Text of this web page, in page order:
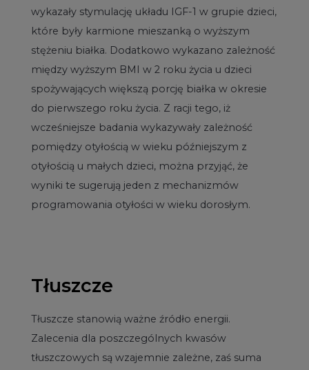
wykazały stymulację układu IGF-1 w grupie dzieci,
które były karmione mieszanką o wyższym
stężeniu białka. Dodatkowo wykazano zależność
między wyższym BMI w 2 roku życia u dzieci
spożywających większą porcję białka w okresie
do pierwszego roku życia. Z racji tego, iż
wcześniejsze badania wykazywały zależność
pomiędzy otyłością w wieku późniejszym z
otyłością u małych dzieci, można przyjąć, że
wyniki te sugerują jeden z mechanizmów
programowania otyłości w wieku dorosłym.
Tłuszcze
Tłuszcze stanowią ważne źródło energii.
Zalecenia dla poszczególnych kwasów
tłuszczowych są wzajemnie zależne, zaś suma